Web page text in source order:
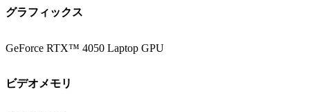
グラフィックス
GeForce RTX™ 4050 Laptop GPU
ビデオメモリ